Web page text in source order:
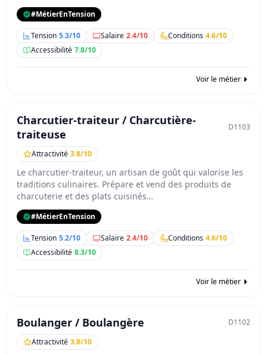
#MétierEnTension
Tension 5.3/10 Salaire 2.4/10 Conditions 4.6/10
Accessibilité 7.8/10
Voir le métier
Charcutier-traiteur / Charcutière-
traiteuse
D1103
Attractivité 3.8/10
Le charcutier-traiteur, un artisan de goût qui valorise les
traditions culinaires. Prépare et vend des produits de
charcuterie et des plats cuisinés…
#MétierEnTension
Tension 5.2/10 Salaire 2.4/10 Conditions 4.6/10
Accessibilité 8.3/10
Voir le métier
Boulanger / Boulangère
D1102
Attractivité 3.8/10